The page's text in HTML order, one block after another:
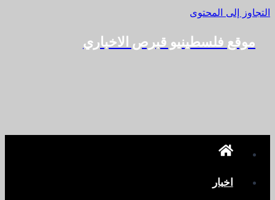
التجاوز إلى المحتوى
موقع فلسطينيو قبرص الاخباري
اخبار